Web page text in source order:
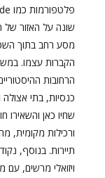
פלטפורמות כמו GetYourGuide.
שונה על האזור של
מסע רחב בתוך
הקברות עצמו.
כנסיות, בתי אצולה
שחיו כאן והשאירו
ורכילות מקומית,
תיירות. בנוסף,
ויזואלי מרשים, עם